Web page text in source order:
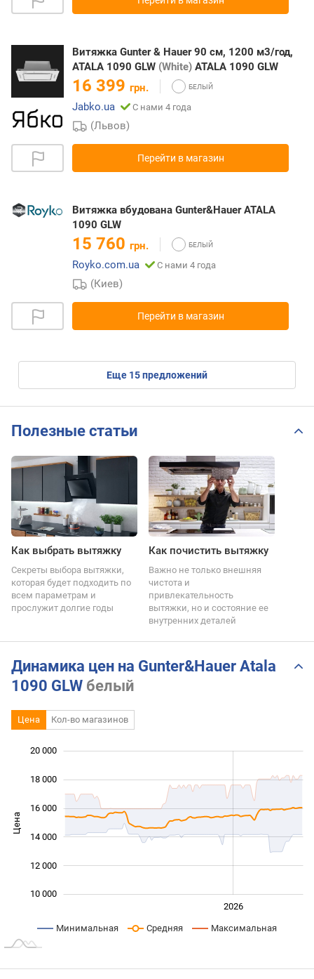
Витяжка Gunter & Hauer 90 см, 1200 м3/год,
ATALA 1090 GLW (White) ATALA 1090 GLW
16 399 грн.
Jabko.ua
С нами 4 года
(Львов)
Перейти в магазин
Витяжка вбудована Gunter&Hauer ATALA
1090 GLW
15 760 грн.
Royko.com.ua
С нами 4 года
(Киев)
Перейти в магазин
eще 15предложений
Полезные статьи
Как выбрать вытяжку
Секреты выбора вытяжки,
которая будет подходить по
всем параметрам и
прослужит долгие годы
Как почистить вытяжку
Важно не только внешняя
чистота и
привлекательность
вытяжки, но и состояние ее
внутренних деталей
Динамика цен на Gunter&Hauer Atala
1090 GLW белый
Цена Кол-во магазинов
Цена
10 000
12 000
14 000
16 000
18 000
20 000
2026
Минимальная Средняя Максимальная